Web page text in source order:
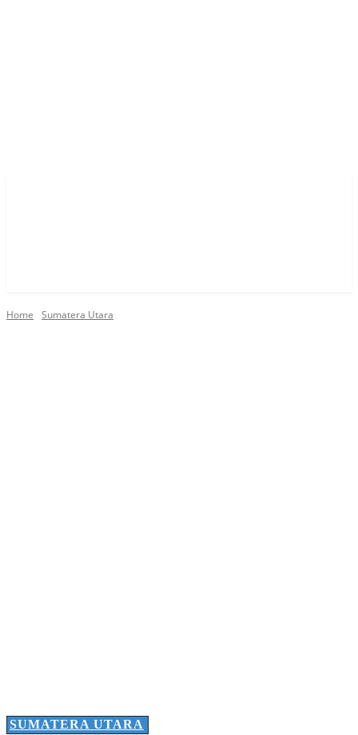
Home Sumatera Utara
SUMATERA UTARA